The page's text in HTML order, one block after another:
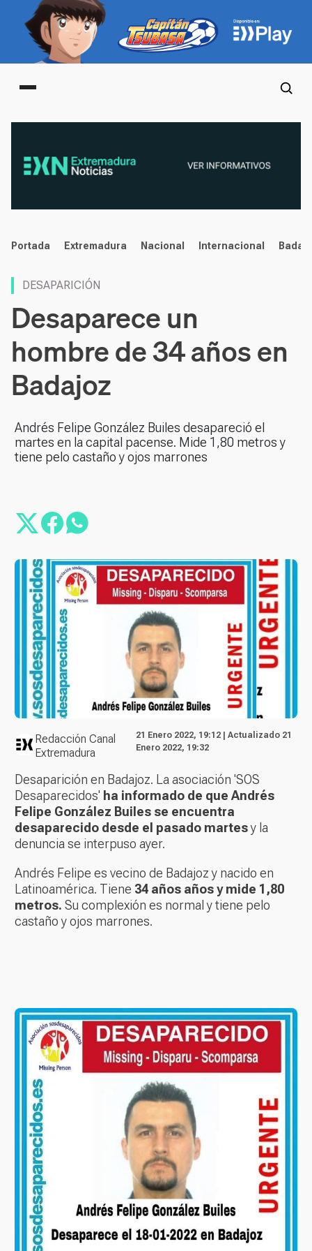
Main menu
noticias
Portada Extremadura Nacional Internacional
DESAPARICIÓN
Desaparece un
hombre de 34 años en
Badajoz
Andrés Felipe González Builes desapareció el
martes en la capital pacense. Mide 1,80 metros y
tiene pelo castaño y ojos marrones
Redacción Canal
Extremadura
21 Enero 2022, 19:12 | Actualizado 21
Enero 2022, 19:32
Desaparición en Badajoz. La asociación 'SOS
Desaparecidos' ha informado de que Andrés
Felipe González Builes se encuentra
desaparecido desde el pasado martesy la
denuncia se interpuso ayer.
Andrés Felipe es vecino de Badajoz y nacido en
Latinoamérica. Tiene 34 años años y mide 1,80
metros. Su complexión es normal y tiene pelo
castaño y ojos marrones.